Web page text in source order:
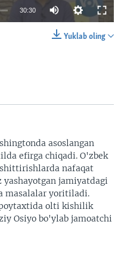
30:30
Yuklab oling
asoslangan
efirga chiqadi. O'zbek
nafaqat
yashayotgan jamiyatdagi
masalalar yoritiladi.
olti kishilik
Osiyo bo'ylab jamoatchi